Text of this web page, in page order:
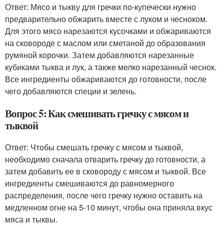
Ответ: Мясо и тыкву для гречки по-купечески нужно
предварительно обжарить вместе с луком и чесноком.
Для этого мясо нарезаются кусочками и обжариваются
на сковороде с маслом или сметаной до образования
румяной корочки. Затем добавляются нарезанные
кубиками тыква и лук, а также мелко нарезанный чеснок.
Все ингредиенты обжариваются до готовности, после
чего добавляются специи и зелень.
Вопрос 5: Как смешивать гречку с мясом и
тыквой
Ответ: Чтобы смешать гречку с мясом и тыквой,
необходимо сначала отварить гречку до готовности, а
затем добавить ее в сковороду с мясом и тыквой. Все
ингредиенты смешиваются до равномерного
распределения, после чего гречку нужно оставить на
медленном огне на 5-10 минут, чтобы она приняла вкус
мяса и тыквы.